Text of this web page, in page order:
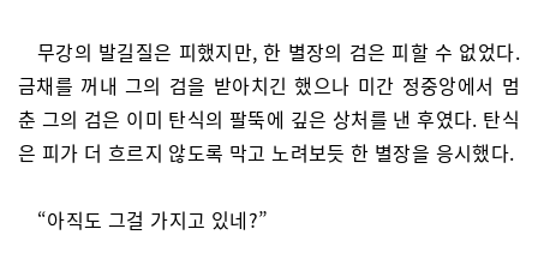
무강의 발길질은 피했지만, 한 별장의 검은 피할 수 없었다.
금채를 꺼내 그의 검을 받아치긴 했으나 미간 정중앙에서 멈
춘 그의 검은 이미 탄식의 팔뚝에 깊은 상처를 낸 후였다. 탄식
은 피가 더 흐르지 않도록 막고 노려보듯 한 별장을 응시했다.
“아직도 그걸 가지고 있네?”